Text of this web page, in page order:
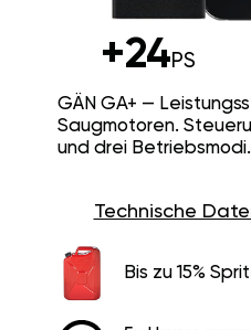
+24PS
GÄN GA+ —
Saugmotoren.
und drei Betriebsmodi.
Technische
Bis zu 15%